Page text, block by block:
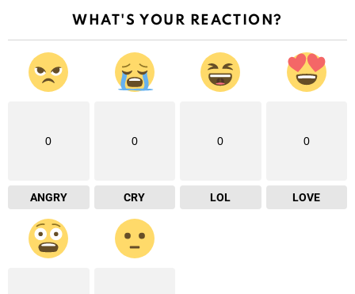
WHAT'S YOUR REACTION?
0
ANGRY
0
CRY
0
LOL
0
LOVE